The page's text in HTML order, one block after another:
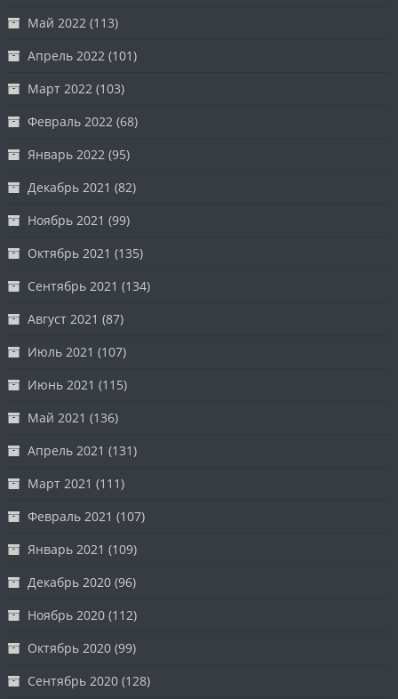
Май 2022 (113)
Апрель 2022 (101)
Март 2022 (103)
Февраль 2022 (68)
Январь 2022 (95)
Декабрь 2021 (82)
Ноябрь 2021 (99)
Октябрь 2021 (135)
Сентябрь 2021 (134)
Август 2021 (87)
Июль 2021 (107)
Июнь 2021 (115)
Май 2021 (136)
Апрель 2021 (131)
Март 2021 (111)
Февраль 2021 (107)
Январь 2021 (109)
Декабрь 2020 (96)
Ноябрь 2020 (112)
Октябрь 2020 (99)
Сентябрь 2020 (128)